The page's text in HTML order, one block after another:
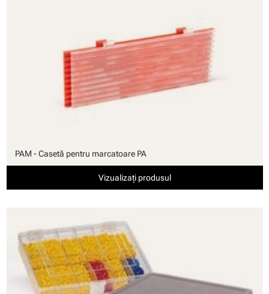
PAM - Casetă pentru marcatoare PA
Vizualizați produsul